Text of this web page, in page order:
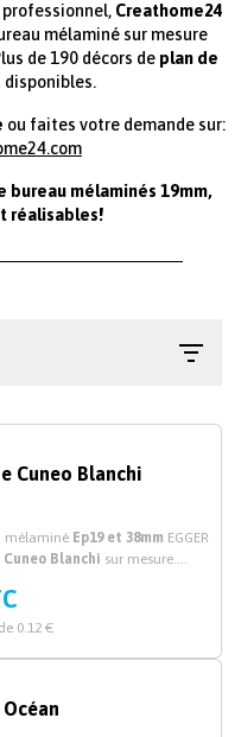
professionnel, Creathome24
mélaminé sur mesure
de 190 décors de plan de
disponibles.
ou faites votre demande sur:
mélaminés 19mm,
réalisables!
Cuneo Blanchi
mélaminé Ep19 et 38mm EGGER
Cuneo Blanchi sur mesure.
0.12 €